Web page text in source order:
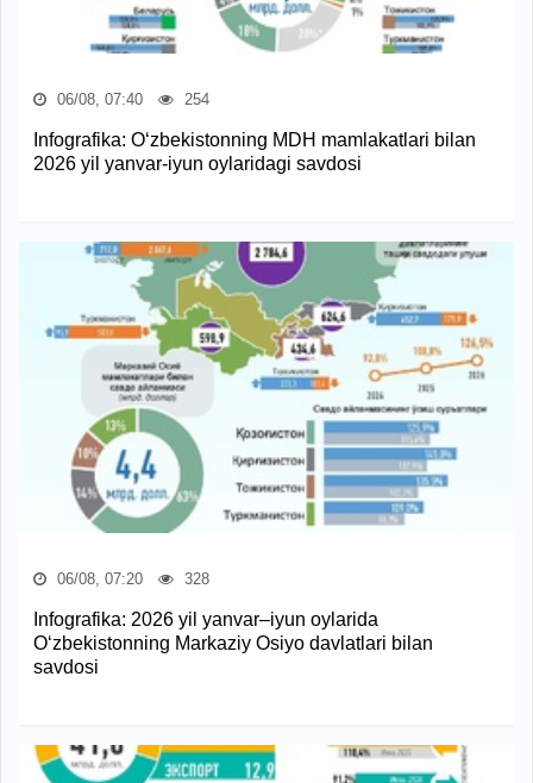
06/08, 07:40 254
Infografika: O‘zbekistonning MDH mamlakatlari bilan
2026 yil yanvar-iyun oylaridagi savdosi
06/08, 07:20 328
Infografika: 2026 yil yanvar–iyun oylarida
O‘zbekistonning Markaziy Osiyo davlatlari bilan
savdosi